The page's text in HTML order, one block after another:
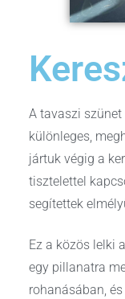
A tavaszi
különleges,
jártuk végig a
tisztelettel
segítettek
Ez a közös lelki
egy pillanatra
rohanásában,